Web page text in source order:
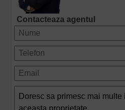
Contacteaza agentul